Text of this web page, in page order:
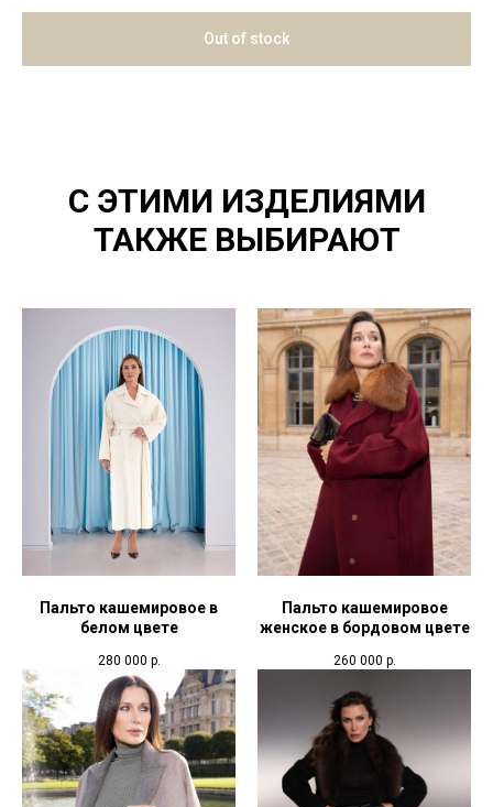
Out of stock
С ЭТИМИ ИЗДЕЛИЯМИ
ТАКЖЕ ВЫБИРАЮТ
Пальто кашемировое в
белом цвете
280 000 р.
Пальто кашемировое
женское в бордовом цвете
260 000 р.